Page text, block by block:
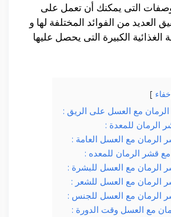
التى يمكنك أن تعمل على
العديد من الفوائد المختلفة لها و
الكبيرة التى يحصل عليها
مع العسل على الريق :
الرمان للمعدة :
الرمان مع العسل العامة :
قشر الرمان للمعده :
الرمان مع العسل للبشرة :
الرمان مع العسل للشعر :
الرمان مع العسل للجنس :
مع العسل وقت الدورة :